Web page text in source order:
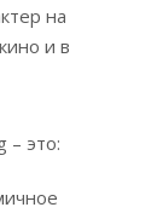
на
и в
– это: